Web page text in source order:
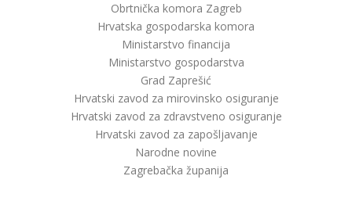
Obrtnička komora Zagreb
Hrvatska gospodarska komora
Ministarstvo financija
Ministarstvo gospodarstva
Grad Zaprešić
Hrvatski zavod za mirovinsko osiguranje
Hrvatski zavod za zdravstveno osiguranje
Hrvatski zavod za zapošljavanje
Narodne novine
Zagrebačka županija